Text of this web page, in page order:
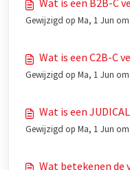
Wat is een B2B-C
Gewijzigd op Ma, 1 Jun om
Wat is een C2B-C
Gewijzigd op Ma, 1 Jun om
Wat is een
Gewijzigd op Ma, 1 Jun om
Wat betekenen de